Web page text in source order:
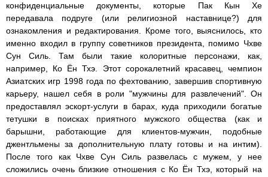
конфиденциальные документы, которые Пак Кын Хе
передавала подруге (или религиозной наставнице?) для
ознакомления и редактирования. Кроме того, выяснилось, кто
именно входил в группу советников президента, помимо Чхве
Сун Силь. Там были такие колоритные персонажи, как,
например, Ко Ён Тхэ. Этот сорокалетний красавец, чемпион
Азиатских игр 1998 года по фехтованию, завершив спортивную
карьеру, нашел себя в роли "мужчины для развлечений". Он
предоставлял эскорт-услуги в барах, куда приходили богатые
тетушки в поисках приятного мужского общества (как и
барышни, работающие для клиентов-мужчин, подобные
джентльмены за дополнительную плату готовы и на интим).
После того как Чхве Сун Силь развелась с мужем, у нее
сложились очень близкие отношения с Ко Ён Тхэ, который на